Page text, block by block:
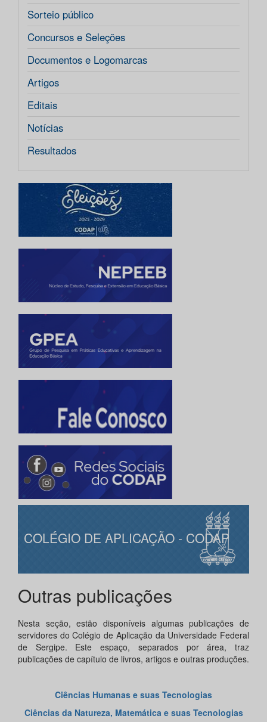
Sorteio público
Concursos e Seleções
Documentos e Logomarcas
Artigos
Editais
Notícias
Resultados
COLÉGIO DE APLICAÇÃO - CODAP
Outras publicações
Nesta seção, estão disponíveis algumas publicações de
servidores do Colégio de Aplicação da Universidade Federal
de Sergipe. Este espaço, separados por área, traz
publicações de capítulo de livros, artigos e outras produções.
Ciências Humanas e suas Tecnologias
Ciências da Natureza, Matemática e suas Tecnologias